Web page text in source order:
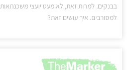
בבנקים. למרות זאת, לא מעט יועצי
למסורבים. איך עושים זאת?